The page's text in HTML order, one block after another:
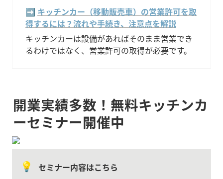
➡️ キッチンカー（移動販売車）の営業許可を取
得するには？流れや手続き、注意点を解説
キッチンカーは設備があればそのまま営業でき
るわけではなく、営業許可の取得が必要です。
開業実績多数！無料キッチンカ
ーセミナー開催中
💡 セミナー内容はこちら